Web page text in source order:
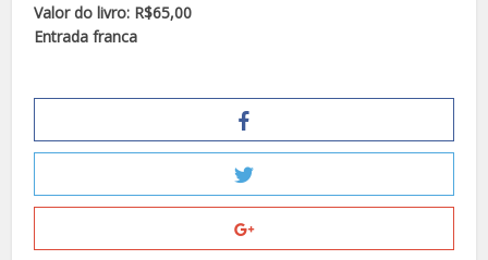
Valor do livro: R$65,00
Entrada franca